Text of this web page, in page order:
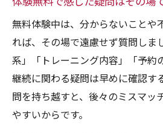
無料体験中は、分からないことや
れば、その場で遠慮せず質問しま
系」「トレーニング内容」「予約
継続に関わる疑問は早めに確認す
問を持ち越すと、後々のミスマッ
やすいからです。